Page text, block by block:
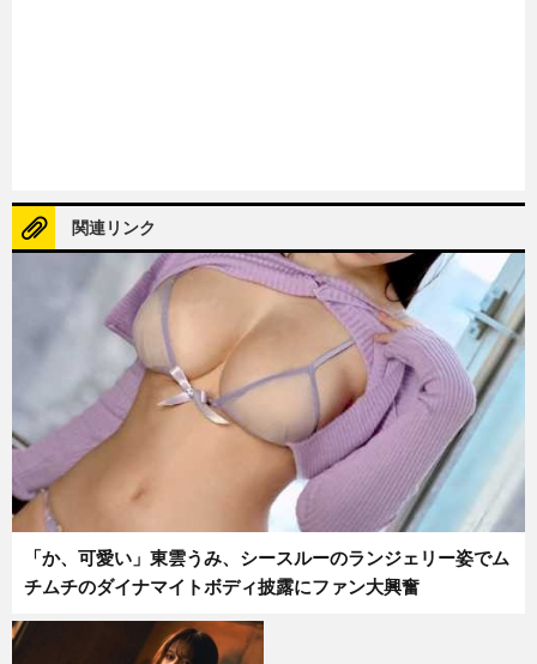
関連リンク
「か、可愛い」東雲うみ、シースルーのランジェリー姿でム
チムチのダイナマイトボディ披露にファン大興奮